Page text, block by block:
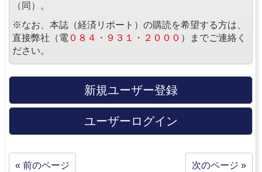
（同）。
※なお、本誌（経済リポート）の購読を希望する方は、
直接弊社（電 ０８４・９３１・２０００ ）までご連絡く
ださい。
新規ユーザー登録
ユーザーログイン
« 前のページ 次のページ »